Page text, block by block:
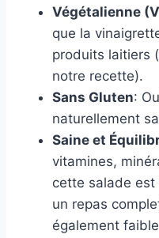
Végétalienne
que la
produits laitiers
notre recette).
Sans Gluten:
naturellement
Saine et
vitamines,
cette salade
un repas
également